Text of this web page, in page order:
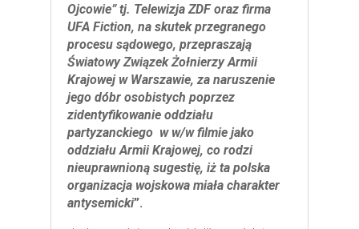
Ojcowie” tj. Telewizja ZDF oraz firma
UFA Fiction, na skutek przegranego
procesu sądowego, przepraszają
Światowy Związek Żołnierzy Armii
Krajowej w Warszawie, za naruszenie
jego dóbr osobistych poprzez
zidentyfikowanie oddziału
partyzanckiego w w/w filmie jako
oddziału Armii Krajowej, co rodzi
nieuprawnioną sugestię, iż ta polska
organizacja wojskowa miała charakter
antysemicki”.